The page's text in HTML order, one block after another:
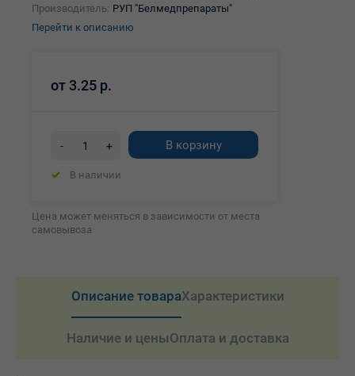
Производитель: РУП "Белмедпрепараты"
Перейти к описанию
от 3.25 р.
- + В корзину
В наличии
Цена может меняться в зависимости от места
самовывоза
Описание товараХарактеристики
Наличие и ценыОплата и доставка